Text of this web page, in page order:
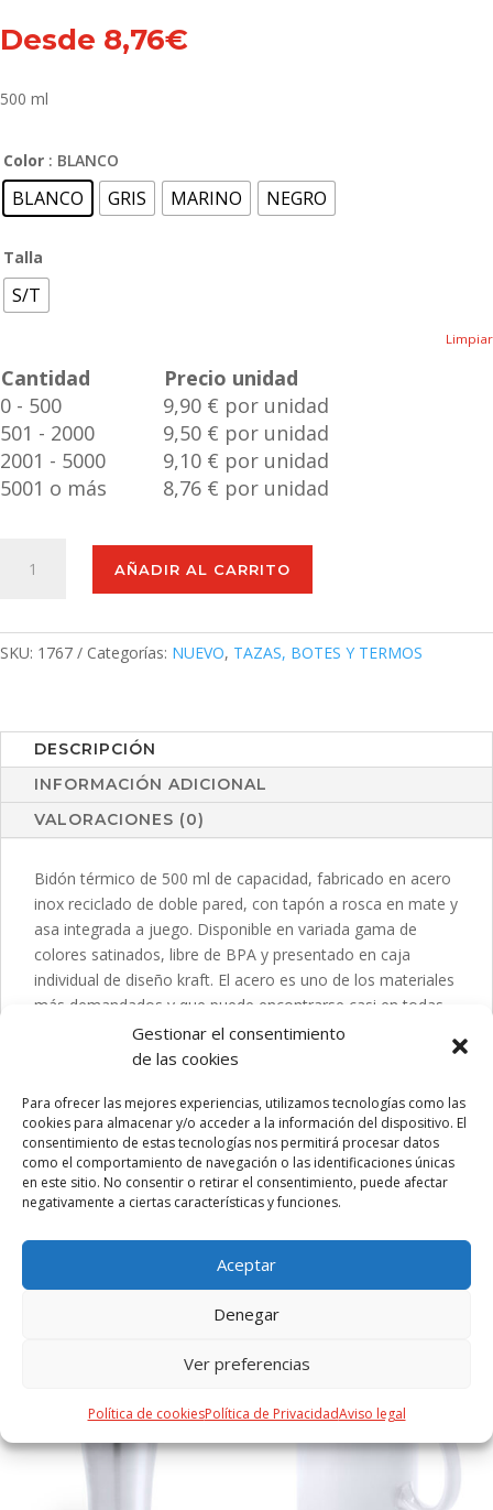
Gestionar el consentimiento
de las cookies
Para ofrecer las mejores experiencias, utilizamos tecnologías como las
cookies para almacenar y/o acceder a la información del dispositivo. El
consentimiento de estas tecnologías nos permitirá procesar datos
como el comportamiento de navegación o las identificaciones únicas
en este sitio. No consentir o retirar el consentimiento, puede afectar
negativamente a ciertas características y funciones.
Aceptar
Denegar
Ver preferencias
Política de cookiesPolítica de PrivacidadAviso legal
Desde 8,76€
500 ml
Color : BLANCO
BLANCO GRIS MARINO NEGRO
Talla
S/T
Limpiar
Cantidad
Precio unidad
0 - 500
9,90 € por unidad
501 - 2000
9,50 € por unidad
2001 - 5000
9,10 € por unidad
5001 o más
8,76 € por unidad
Térmico
AÑADIR AL CARRITO
SKU: 1767 Categorías: NUEVO, TAZAS, BOTES Y TERMOS
DESCRIPCIÓN
INFORMACIÓN ADICIONAL
VALORACIONES (0)
Bidón térmico de 500 ml de capacidad, fabricado en acero
inox reciclado de doble pared, con tapón a rosca en mate y
asa integrada a juego. Disponible en variada gama de
colores satinados, libre de BPA y presentado en caja
individual de diseño kraft. El acero es uno de los materiales
más demandados y que puede encontrarse casi en todas
partes, desde productos de uso diario a grandes
construcciones. Con innumerables propiedades, entre las
reutilización, convirtiéndolo en una alternativa muy
valorada en soluciones de sostenibilidad. Debidamente
tratado, permite obtener nuevos recursos de infinita
utilización.
PRODUCTOS RELACIONADOS